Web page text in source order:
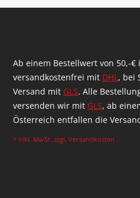
Ab einem Bestellwert von 50,-
versandkostenfrei mit DHL, bei
Versand mit GLS. Alle
versenden wir mit GLS, ab
Österreich entfallen die
* inkl. MwSt. zzgl. Versandkosten